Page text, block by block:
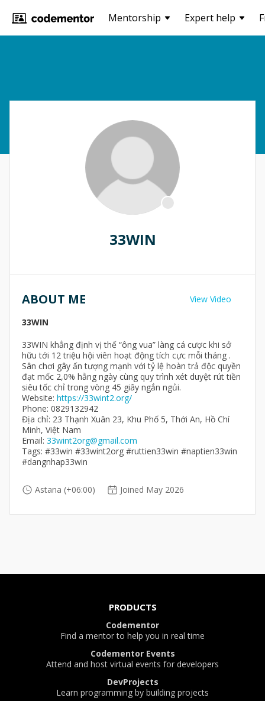
Mentorship Expert help
33WIN
View Video
ABOUT ME
33WIN
33WIN khẳng định vị thế “ông vua” làng cá cược khi sở
hữu tới 12 triệu hội viên hoạt động tích cực mỗi tháng .
Sân chơi gây ấn tượng mạnh với tỷ lệ hoàn trả độc quyền
đạt mốc 2,0% hằng ngày cùng quy trình xét duyệt rút tiền
siêu tốc chỉ trong vòng 45 giây ngắn ngủi.
Website: https://33wint2.org/
Phone: 0829132942
Địa chỉ: 23 Thạnh Xuân 23, Khu Phố 5, Thới An, Hồ Chí
Minh, Việt Nam
Email: 33wint2org@gmail.com
Tags: #33win #33wint2org #ruttien33win #naptien33win
#dangnhap33win
Astana (+06:00) Joined May 2026
PRODUCTS
Codementor
Find a mentor to help you in real time
Codementor Events
Attend and host virtual events for developers
DevProjects
Learn programming by building projects